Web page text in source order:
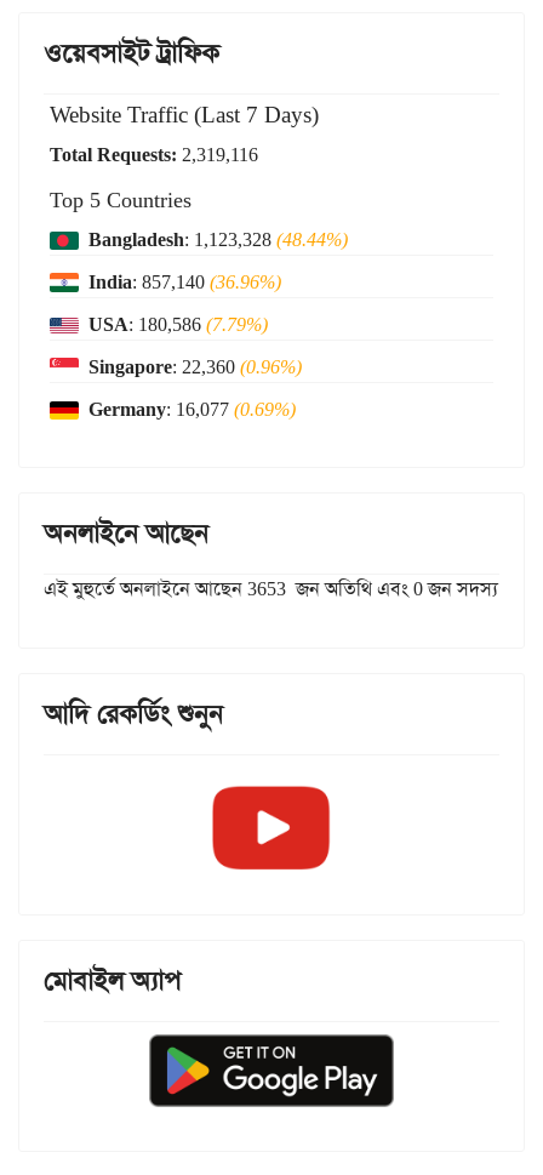
ওয়েবসাইট ট্রাফিক
Website Traffic (Last 7 Days)
Total Requests: 2,319,116
Top 5 Countries
Bangladesh: 1,123,328(48.44%)
India: 857,140(36.96%)
USA: 180,586(7.79%)
Singapore: 22,360(0.96%)
Germany: 16,077(0.69%)
অনলাইনে আছেন
এই মুহুর্তে অনলাইনে আছেন 3653 জন অতিথি এবং 0 জন সদস্য
আদি রেকর্ডিং শুনুন
মোবাইল অ্যাপ